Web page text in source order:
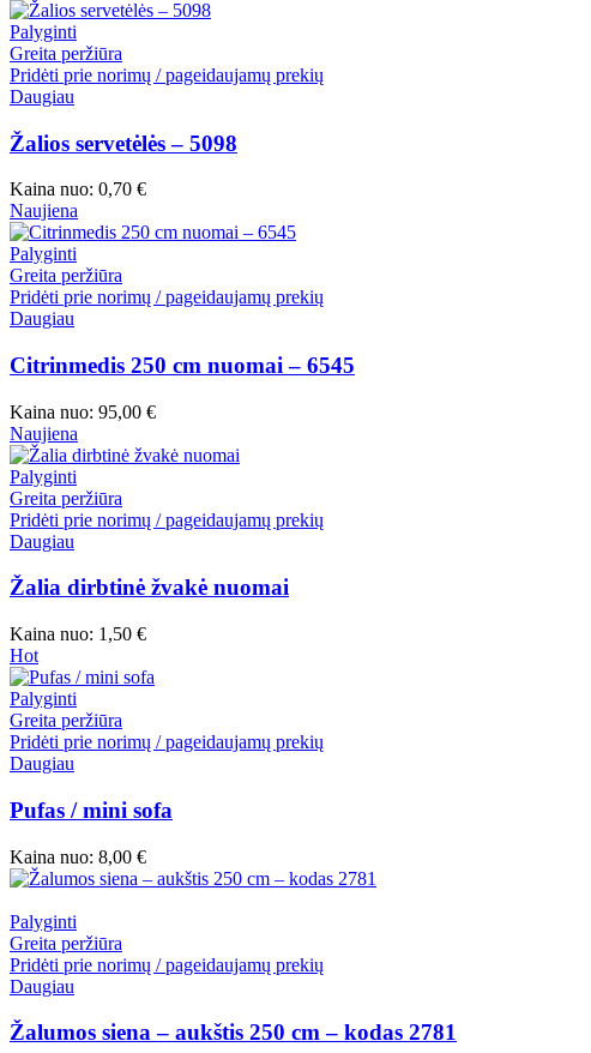
Palyginti
Greita peržiūra
Pridėti prie norimų / pageidaujamų prekių
Daugiau
Žalios servetėlės – 5098
Kaina nuo: 0,70 €
Naujiena
Palyginti
Greita peržiūra
Pridėti prie norimų / pageidaujamų prekių
Daugiau
Citrinmedis 250 cm nuomai – 6545
Kaina nuo: 95,00 €
Naujiena
Palyginti
Greita peržiūra
Pridėti prie norimų / pageidaujamų prekių
Daugiau
Žalia dirbtinė žvakė nuomai
Kaina nuo: 1,50 €
Hot
Palyginti
Greita peržiūra
Pridėti prie norimų / pageidaujamų prekių
Daugiau
Pufas / mini sofa
Kaina nuo: 8,00 €
Palyginti
Greita peržiūra
Pridėti prie norimų / pageidaujamų prekių
Daugiau
Žalumos siena – aukštis 250 cm – kodas 2781